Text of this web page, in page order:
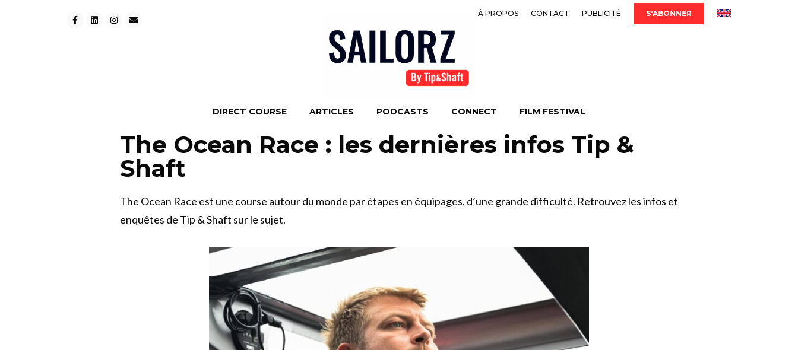
À PROPOS CONTACT PUBLICITÉ S'ABONNER
DIRECT COURSE ARTICLES PODCASTS CONNECT FILM FESTIVAL
The Ocean Race : les dernières infos Tip &
Shaft
The Ocean Race est une course autour du monde par étapes en équipages, d’une grande difficulté. Retrouvez les infos et
enquêtes de Tip & Shaft sur le sujet.